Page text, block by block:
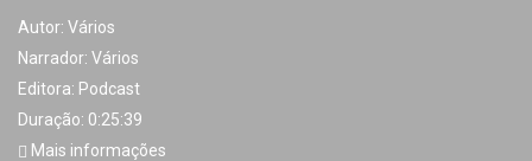
Autor: Vários
Narrador: Vários
Editora: Podcast
Duração: 0:25:39
Mais informações